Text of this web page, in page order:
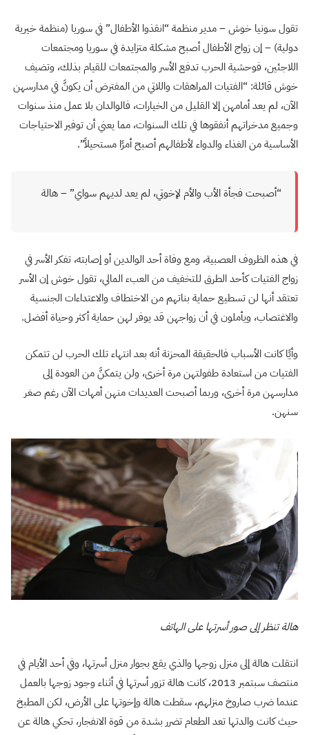
تقول سونيا خوش – مدير منظمة “انقذوا الأطفال” في سوريا (منظمة خيرية
دولية) – إن زواج الأطفال أصبح مشكلة متزايدة في سوريا ومجتمعات
اللاجئين، فوحشية الحرب تدفع الأسر والمجتمعات للقيام بذلك، وتضيف
خوش قائلة: “الفتيات المراهقات واللاتي من المفترض أن يكونَّ في مدارسهن
الآن، لم يعد أمامهن إلا القليل من الخيارات، فالوالدان بلا عمل منذ سنوات
وجميع مدخراتهم أنفقوها في تلك السنوات، مما يعني أن توفير الاحتياجات
الأساسية من الغذاء والدواء لأطفالهم أصبح أمرًا مستحيلاً”.
“أصبحت فجأة الأب والأم لإخوتي، لم يعد لديهم سواي” – هالة
في هذه الظروف العصبية، ومع وفاة أحد الوالدين أو إصابته، تفكر الأسر في
زواج الفتيات كأحد الطرق للتخفيف من العبء المالي، تقول خوش إن الأسر
تعتقد أنها لن تسطيع حماية بناتهم من الاختطاف والاعتداءات الجنسية
والاغتصاب، ويأملون في أن زواجهن قد يوفر لهن حماية أكثر وحياة أفضل.
وأيًا كانت الأسباب فالحقيقة المحزنة أنه بعد انتهاء تلك الحرب لن تتمكن
الفتيات من استعادة طفولتهن مرة أخرى، ولن يتمكنَّ من العودة إلى
مدارسهن مرة أخرى، وربما أصبحت العديدات منهن أمهات الآن رغم صغر
سنهن.
هالة تنظر إلى صور أسرتها على الهاتف
انتقلت هالة إلى منزل زوجها والذي يقع بجوار منزل أسرتها، وفي أحد الأيام في
منتصف سبتمبر 2013، كانت هالة تزور أسرتها في أثناء وجود زوجها بالعمل
عندما ضرب صاروخ منزلهم، سقطت هالة وإخوتها على الأرض، لكن المطبخ
حيث كانت والدتها تعد الطعام تضرر بشدة من قوة الانفجار، تحكي هالة عن